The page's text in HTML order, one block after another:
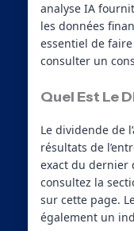
analyse IA
les données
essentiel de
consulter un
Quel Est Le
Le dividende de
résultats de
exact du dernier
consultez la
sur cette page.
également un